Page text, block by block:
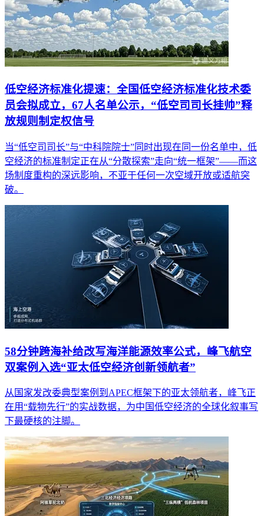
低空经济标准化提速：全国低空经济标准化技术委
员会拟成立，67人名单公示，“低空司司长挂帅”释
放规则制定权信号
当“低空司司长”与“中科院院士”同时出现在同一份名单中，低
空经济的标准制定正在从“分散探索”走向“统一框架”——而这
场制度重构的深远影响，不亚于任何一次空域开放或适航突
破。
58分钟跨海补给改写海洋能源效率公式，峰飞航空
双案例入选“亚太低空经济创新领航者”
从国家发改委典型案例到APEC框架下的亚太领航者，峰飞正
在用“载物先行”的实战数据，为中国低空经济的全球化叙事写
下最硬核的注脚。